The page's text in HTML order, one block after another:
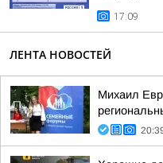
17:09
ЛЕНТА НОВОСТЕЙ
Михаил